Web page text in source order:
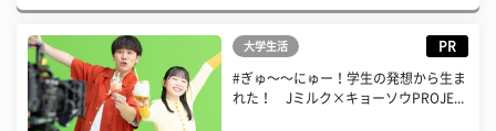
大学生活 PR
#ぎゅ〜〜にゅー！学生の発想から生ま
れた！ Jミルク×キョーソウPROJE...